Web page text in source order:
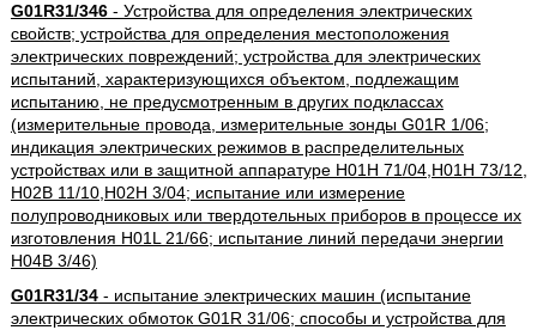
G01R31/346- Устройства для определения электрических
свойств; устройства для определения местоположения
электрических повреждений; устройства для электрических
испытаний, характеризующихся объектом, подлежащим
испытанию, не предусмотренным в других подклассах
(измерительные провода, измерительные зонды G01R 1/06;
индикация электрических режимов в распределительных
устройствах или в защитной аппаратуре H01H 71/04,H01H 73/12,
H02B 11/10,H02H 3/04; испытание или измерение
полупроводниковых или твердотельных приборов в процессе их
изготовления H01L 21/66; испытание линий передачи энергии
H04B 3/46)
G01R31/34- испытание электрических машин (испытание
электрических обмоток G01R 31/06; способы и устройства для